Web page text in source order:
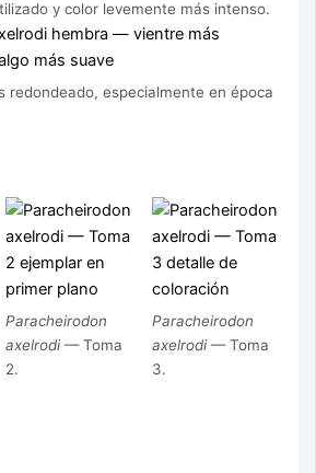
y color levemente más intenso.
redondeado, especialmente en época
Paracheirodon
axelrodi— Toma
2.
Paracheirodon
axelrodi— Toma
3.